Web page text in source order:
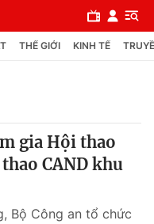
THẾ GIỚI KINH TẾ
gia Hội thao
CAND khu
Bộ Công an tổ chức